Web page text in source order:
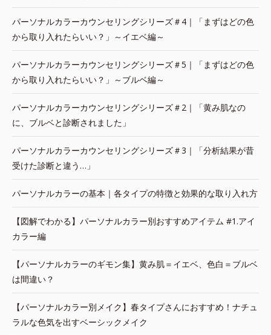
パーソナルカラーカウンセリングシリーズ＃4｜「まずはどの色
から取り入れたらいい？」～イエベ編～
パーソナルカラーカウンセリングシリーズ＃5｜「まずはどの色
から取り入れたらいい？」～ブルベ編～
パーソナルカラーカウンセリングシリーズ＃2｜「黄み肌なの
に、ブルベと診断されました」
パーソナルカラーカウンセリングシリーズ＃3｜「分析結果が昔
受けた診断と違う…」
パーソナルカラーの基本｜各タイプの特徴と効果的な取り入れ方
【図解でわかる】パーソナルカラー別おすすめアイテム #1.アイ
カラー編
【パーソナルカラーのギモン集】黄み肌＝イエベ、色白＝ブルベ
は間違い？
【パーソナルカラー別メイク】春タイプさんにおすすめ！ナチュ
ラルな色気を出すベーシックメイク